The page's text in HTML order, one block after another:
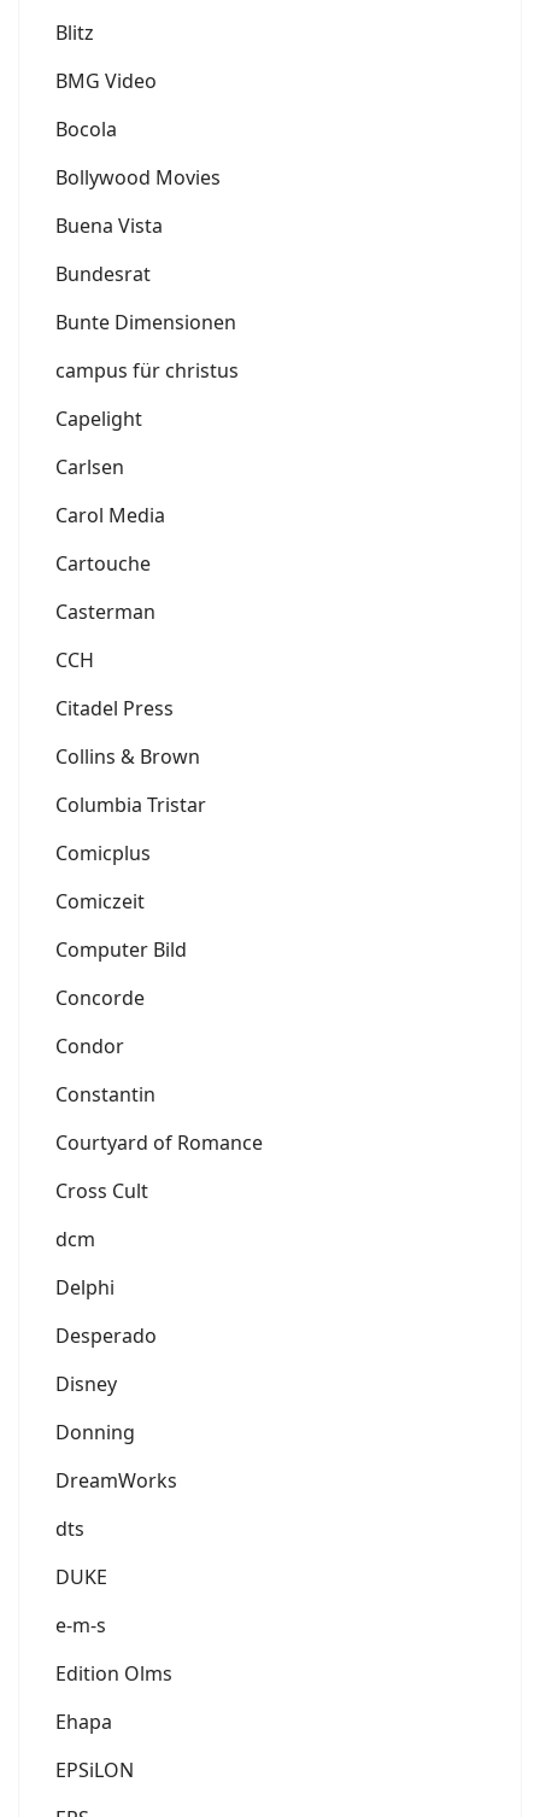
Blitz
BMG Video
Bocola
Bollywood Movies
Buena Vista
Bundesrat
Bunte Dimensionen
campus für christus
Capelight
Carlsen
Carol Media
Cartouche
Casterman
CCH
Citadel Press
Collins & Brown
Columbia Tristar
Comicplus
Comiczeit
Computer Bild
Concorde
Condor
Constantin
Courtyard of Romance
Cross Cult
dcm
Delphi
Desperado
Disney
Donning
DreamWorks
dts
DUKE
e-m-s
Edition Olms
Ehapa
EPSiLON